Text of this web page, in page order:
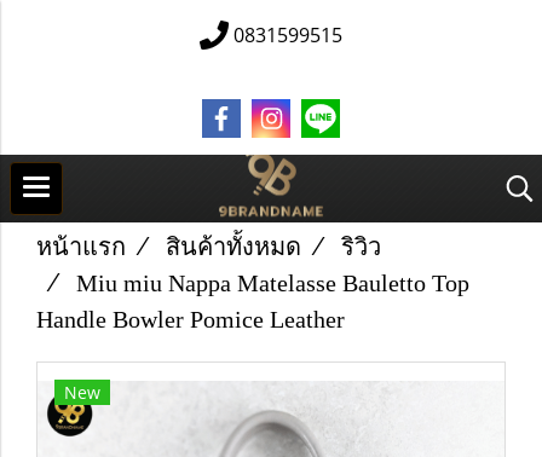
0831599515
หน้าแรก สินค้าทั้งหมด
ริวิว
Miu miu Nappa Matelasse Bauletto Top
Handle Bowler Pomice Leather
New